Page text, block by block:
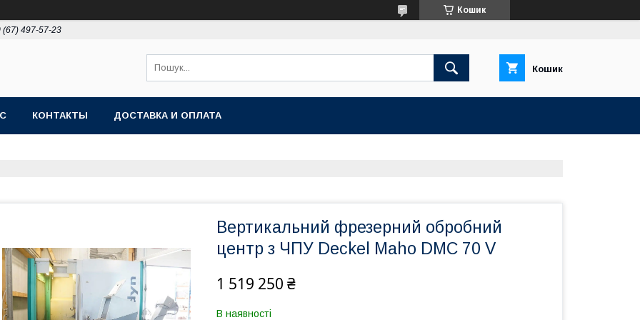
Кошик
(67) 497-57-23
Кошик
КОНТАКТЫ ДОСТАВКА И ОПЛАТА
Вертикальний фрезерний обробний
центр з ЧПУ Deckel Maho DMC 70 V
1 519 250 ₴
В наявності